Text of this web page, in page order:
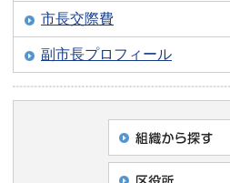
市長交際費
副市長プロフィール